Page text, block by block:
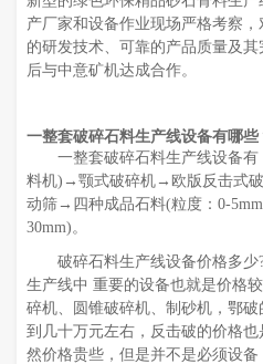
产厂家和设备作业现场严格考察
的研发技术、可靠的产品质量及
后与中意矿机达成合作。
一整套破碎石料生产线设备有哪些
一整套破碎石料生产线设备
料机)→颚式破碎机→欧版反击式
动筛→四种成品石料(粒度：0-
30mm)。
破碎石料生产线设备价格多
生产线中 重要的设备也就是价格
碎机、圆锥破碎机、制砂机，鄂
到几十万元左右，反击破的价格
然价格贵些，但是并不是必须设